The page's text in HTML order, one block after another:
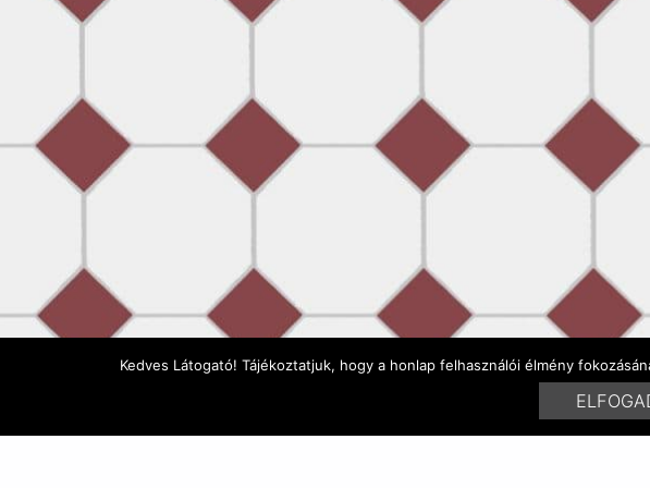
Kedves Látogató! Tájékoztatjuk, hogy a honlap felhasználói élmény